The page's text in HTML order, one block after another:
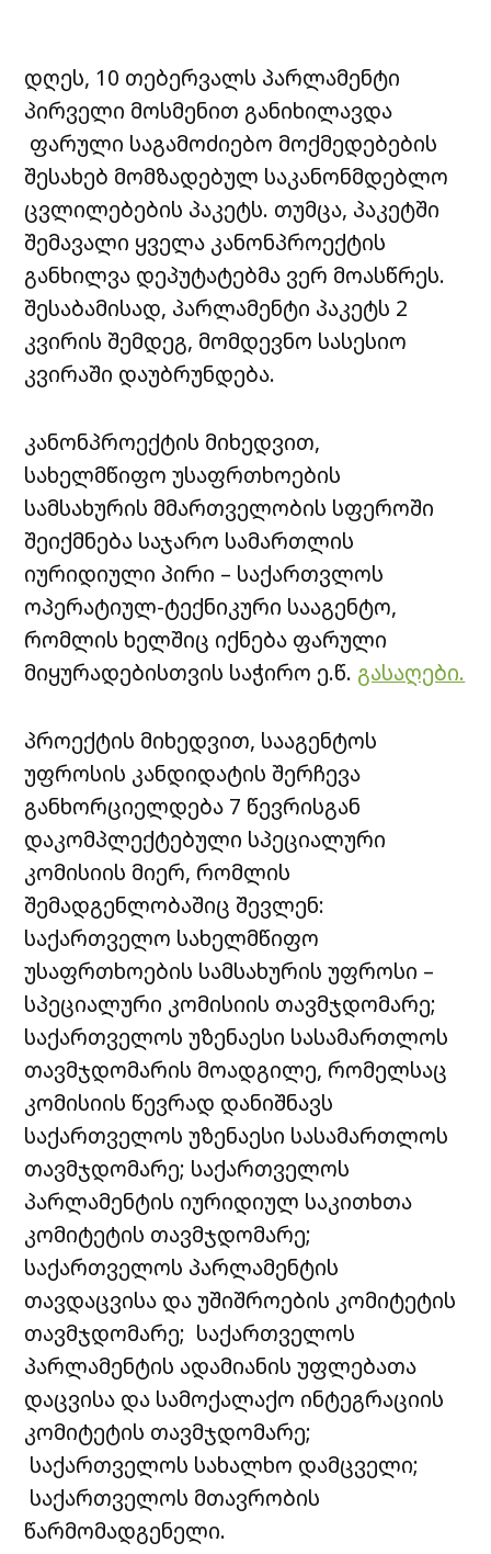
დღეს, 10 თებერვალს პარლამენტი
პირველი მოსმენით განიხილავდა
ფარული საგამოძიებო მოქმედებების
შესახებ მომზადებულ საკანონმდებლო
ცვლილებების პაკეტს. თუმცა, პაკეტში
შემავალი ყველა კანონპროექტის
განხილვა დეპუტატებმა ვერ მოასწრეს.
შესაბამისად, პარლამენტი პაკეტს 2
კვირის შემდეგ, მომდევნო სასესიო
კვირაში დაუბრუნდება.
კანონპროექტის მიხედვით,
სახელმწიფო უსაფრთხოების
სამსახურის მმართველობის სფეროში
შეიქმნება საჯარო სამართლის
იურიდიული პირი – საქართვლოს
ოპერატიულ-ტექნიკური სააგენტო,
რომლის ხელშიც იქნება ფარული
მიყურადებისთვის საჭირო ე.წ. გასაღები.
პროექტის მიხედვით, სააგენტოს
უფროსის კანდიდატის შერჩევა
განხორციელდება 7 წევრისგან
დაკომპლექტებული სპეციალური
კომისიის მიერ, რომლის
შემადგენლობაშიც შევლენ:
საქართველო სახელმწიფო
უსაფრთხოების სამსახურის უფროსი –
სპეციალური კომისიის თავმჯდომარე;
საქართველოს უზენაესი სასამართლოს
თავმჯდომარის მოადგილე, რომელსაც
კომისიის წევრად დანიშნავს
საქართველოს უზენაესი სასამართლოს
თავმჯდომარე; საქართველოს
პარლამენტის იურიდიულ საკითხთა
კომიტეტის თავმჯდომარე;
საქართველოს პარლამენტის
თავდაცვისა და უშიშროების კომიტეტის
თავმჯდომარე; საქართველოს
პარლამენტის ადამიანის უფლებათა
დაცვისა და სამოქალაქო ინტეგრაციის
კომიტეტის თავმჯდომარე;
საქართველოს სახალხო დამცველი;
საქართველოს მთავრობის
წარმომადგენელი.